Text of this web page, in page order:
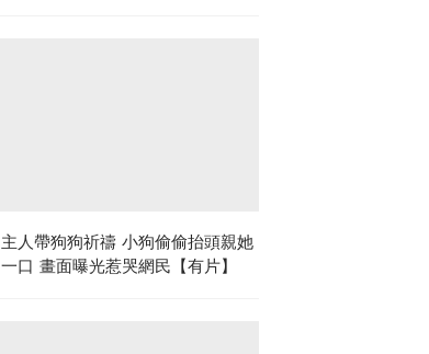
主人帶狗狗祈禱 小狗偷偷抬頭親她
一口 畫面曝光惹哭網民【有片】